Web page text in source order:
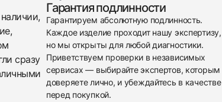
сразу
Гарантия подлинности
Гарантируем абсолютную подлинность.
Каждое изделие проходит нашу экспертизу,
но мы открыты для любой диагностики.
Приветствуем проверки в независимых
сервисах — выбирайте экспертов, которым
доверяете лично, и убеждайтесь в качестве
перед покупкой.